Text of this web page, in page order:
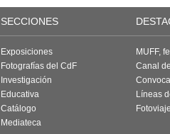
SECCIONES
Exposiciones
Fotografías del CdF
Investigación
Educativa
Catálogo
Mediateca
MUFF,
Canal
Líneas